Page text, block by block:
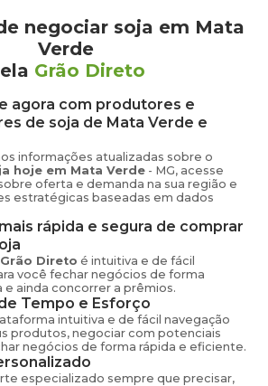
negociar soja em Mata
Verde
Grão Direto
agora com produtores e
de soja de Mata Verde e
informações atualizadas sobre o
hoje em Mata Verde - MG, acesse
oferta e demanda na sua região e
estratégicas baseadas em dados
rápida e segura de comprar
Grão Direto é intuitiva e de fácil
você fechar negócios de forma
e ainda concorrer a prêmios.
Tempo e Esforço
intuitiva e de fácil navegação
produtos, negociar com potenciais
negócios de forma rápida e eficiente.
especializado sempre que precisar,